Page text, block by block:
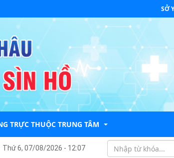
SỞ
TRỰC THUỘC TRUNG TÂM
CẦU BÁO GIÁ GÓI THẦU LẬP HỒ SƠ ĐĂNG KÝ
Thứ 6, 07/08/2026 - 12:07